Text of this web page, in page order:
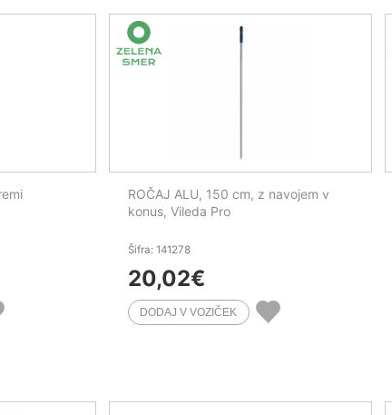
ROČAJ ALU, 150 cm, z navojem v
konus, Vileda Pro
Šifra: 141278
20,02€